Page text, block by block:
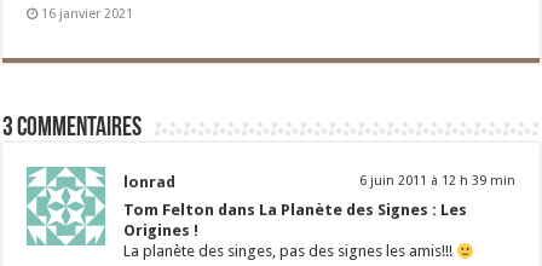
16 janvier 2021
3 commentaires
lonrad 6 juin 2011 à 12 h 39 min
Tom Felton dans La Planète des Signes : Les
Origines !
La planète des singes, pas des signes les amis!!!